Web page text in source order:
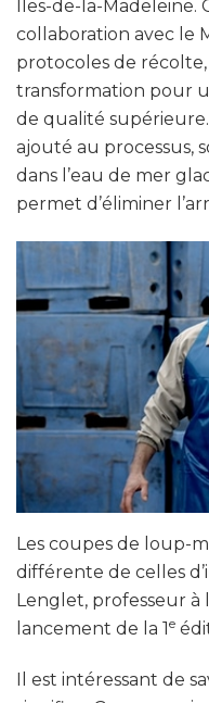
Îles-de-la-Madeleine.
collaboration avec le
protocoles de
transformation pour
de qualité
ajouté au processus,
dans l’eau de mer
permet d’éliminer
Les coupes de loup-
différente de celles
Lenglet, professeur à
lancement de la 1 e
Il est intéressant de